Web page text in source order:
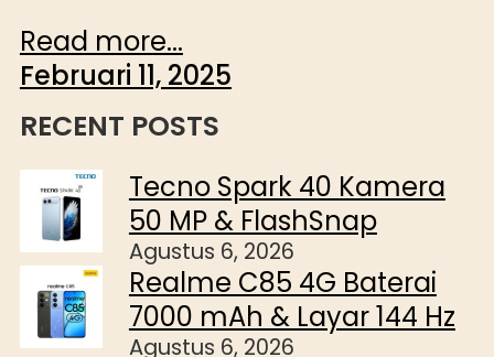
Read more...
Februari 11, 2025
RECENT POSTS
Tecno Spark 40 Kamera
50 MP & FlashSnap
Agustus 6, 2026
Realme C85 4G Baterai
7000 mAh & Layar 144 Hz
Agustus 6, 2026